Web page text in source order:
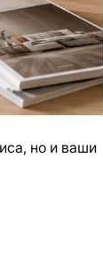
но и ваши